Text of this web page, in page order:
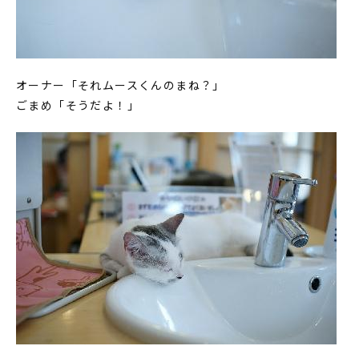
オーナー「それムースくんのまね？」
ごまめ「そうだよ！」